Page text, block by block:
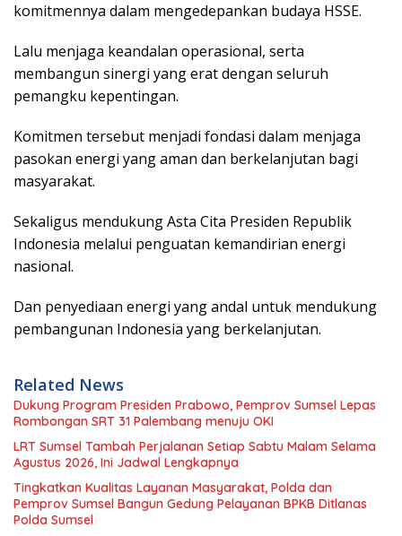
komitmennya dalam mengedepankan budaya HSSE.
Lalu menjaga keandalan operasional, serta
membangun sinergi yang erat dengan seluruh
pemangku kepentingan.
Komitmen tersebut menjadi fondasi dalam menjaga
pasokan energi yang aman dan berkelanjutan bagi
masyarakat.
Sekaligus mendukung Asta Cita Presiden Republik
Indonesia melalui penguatan kemandirian energi
nasional.
Dan penyediaan energi yang andal untuk mendukung
pembangunan Indonesia yang berkelanjutan.
Related News
Dukung Program Presiden Prabowo, Pemprov Sumsel Lepas
Rombongan SRT 31 Palembang menuju OKI
LRT Sumsel Tambah Perjalanan Setiap Sabtu Malam Selama
Agustus 2026, Ini Jadwal Lengkapnya
Tingkatkan Kualitas Layanan Masyarakat, Polda dan
Pemprov Sumsel Bangun Gedung Pelayanan BPKB Ditlanas
Polda Sumsel